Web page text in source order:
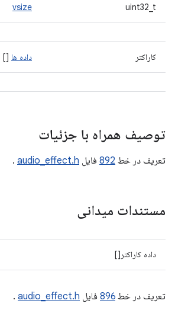
uint32_t
vsize
کاراکتر داده ها []
توصیف همراه با جزئیات
تعریف در خط 892 فایل audio_effect.h
.
مستندات میدانی
داده کاراکتر[]
تعریف در خط 896 فایل audio_effect.h
.